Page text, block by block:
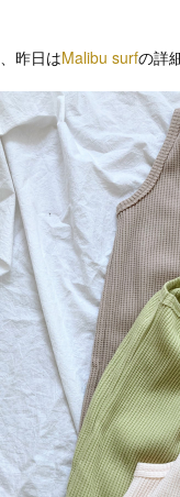
昨日はMalibu surfの詳